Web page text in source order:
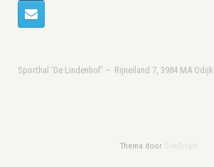
Sporthal ‘De Lindenhof’ – Rijneiland 7, 3984 MA Odijk
Thema door SiteOrigin